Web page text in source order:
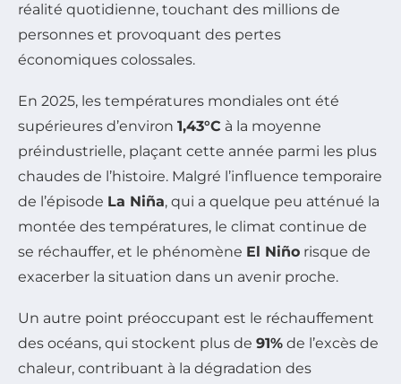
réalité quotidienne, touchant des millions de
personnes et provoquant des pertes
économiques colossales.
En 2025, les températures mondiales ont été
supérieures d’environ 1,43°C à la moyenne
préindustrielle, plaçant cette année parmi les plus
chaudes de l’histoire. Malgré l’influence temporaire
de l’épisode La Niña, qui a quelque peu atténué la
montée des températures, le climat continue de
se réchauffer, et le phénomène El Niño risque de
exacerber la situation dans un avenir proche.
Un autre point préoccupant est le réchauffement
des océans, qui stockent plus de 91% de l’excès de
chaleur, contribuant à la dégradation des